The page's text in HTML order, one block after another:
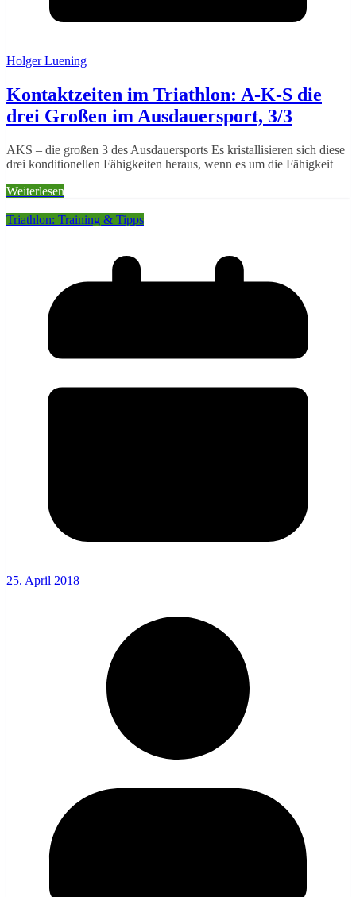
Holger Luening
Kontaktzeiten im Triathlon: A-K-S die
drei Großen im Ausdauersport, 3/3
AKS – die großen 3 des Ausdauersports Es kristallisieren sich diese
drei konditionellen Fähigkeiten heraus, wenn es um die Fähigkeit
Weiterlesen
Triathlon: Training & Tipps
25. April 2018